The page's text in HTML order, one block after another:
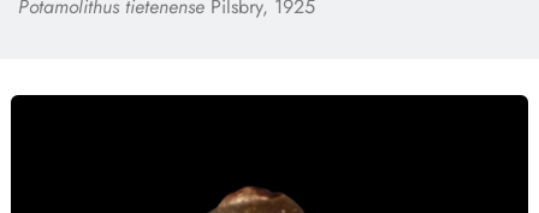
Potamolithus tietenense Pilsbry, 1925